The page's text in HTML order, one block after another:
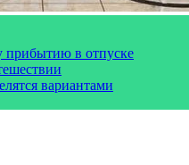
прибытию в отпуске
вариантами